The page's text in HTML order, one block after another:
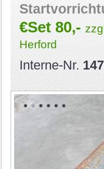
€Set 80,-
Herford
Interne-Nr.